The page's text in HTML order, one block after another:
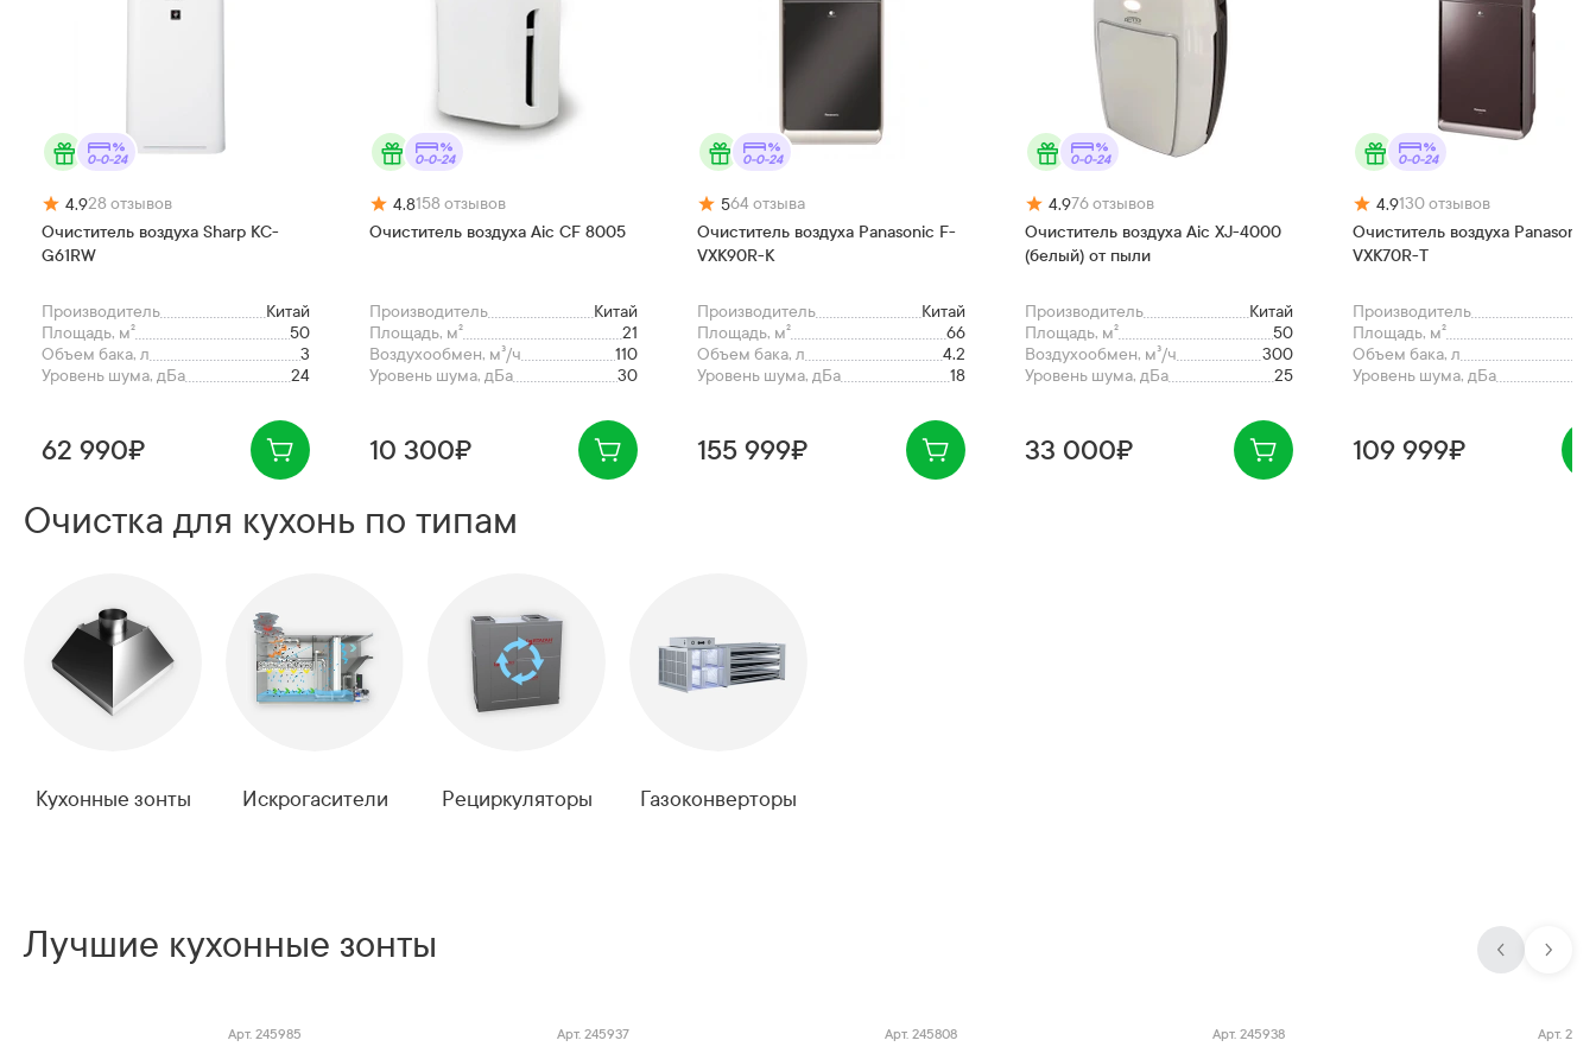
0-0-24
4.928 отзывов
Очиститель воздуха Sharp KC-
G61RW
Производитель
Китай
Площадь, м²
50
Объем бака, л
3
Уровень шума, дБа
24
62 990₽
0-0-24
4.8158 отзывов
Очиститель воздуха Aic CF 8005
Производитель
Китай
Площадь, м²
21
Воздухообмен, м³/ч
110
Уровень шума, дБа
30
10 300₽
0-0-24
564 отзыва
Очиститель воздуха Panasonic F-
VXK90R-K
Производитель
Китай
Площадь, м²
66
Объем бака, л
4.2
Уровень шума, дБа
18
155 999₽
0-0-24
4.976отзывов
Очиститель воздуха Aic XJ-4000
(белый) от пыли
Производитель
Китай
Площадь, м²
50
Воздухообмен, м³/ч
300
Уровень шума, дБа
25
33 000₽
0-0-24
4.9130отзывов
Очиститель воздуха Panasonic
VXK70R-T
Производитель
Площадь, м²
Объем бака, л
Уровень шума, дБа
109 999₽
Очистка для кухонь по типам
Кухонные зонты Искрогасители Рециркуляторы Газоконверторы
Лучшие кухонные зонты
Арт. 245985 Арт. 245937 Арт. 245808 Арт. 245938 Арт.